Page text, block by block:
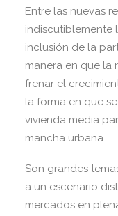
Entre las nuevas
indiscutiblemente
inclusión de la
manera en que la
frenar el
la forma en que
vivienda media
mancha urbana.
Son grandes
a un escenario
mercados en